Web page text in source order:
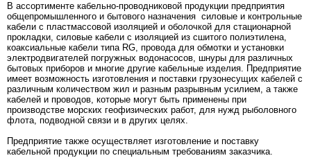
В ассортименте кабельно-проводниковой продукции предприятия
общепромышленного и бытового назначения силовые и контрольные
кабели с пластмассовой изоляцией и оболочкой для стационарной
прокладки, силовые кабели с изоляцией из сшитого полиэтилена,
коаксиальные кабели типа RG, провода для обмотки и установки
электродвигателей погружных водонасосов, шнуры для различных
бытовых приборов и многие другие кабельные изделия. Предприятие
имеет возможность изготовления и поставки грузонесущих кабелей с
различным количеством жил и разным разрывным усилием, а также
кабелей и проводов, которые могут быть применены при
производстве морских геофизических работ, для нужд рыболовного
флота, подводной связи и в других целях.
Предприятие также осуществляет изготовление и поставку
кабельной продукции по специальным требованиям заказчика.